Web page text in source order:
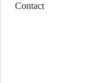
Contact